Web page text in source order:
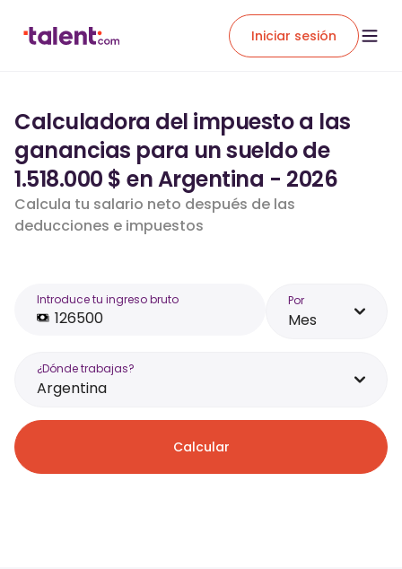
Iniciar sesión
Calculadora del impuesto a las
ganancias para un sueldo de
1.518.000 $ en Argentina - 2026
Calcula tu salario neto después de las
deducciones e impuestos
Introduce tu ingreso bruto Por
Mes
¿Dónde trabajas?
Argentina
Calcular